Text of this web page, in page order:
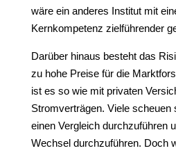
wäre ein anderes Institut mit
Kernkompetenz zielführender
Darüber hinaus besteht das
zu hohe Preise für die
ist es so wie mit privaten
Stromverträgen. Viele scheuen
einen Vergleich durchzuführen
Wechsel durchzuführen. Doch